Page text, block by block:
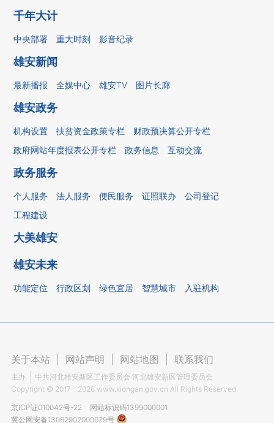
千年大计
中央部署 重大时刻 影音纪录
雄安新闻
最新播报 全媒中心 雄安TV 图片长廊
雄安政务
机构设置 扶贫资金政策专栏
财政预决算公开专栏
政府网站年度报表公开专栏
政务信息 互动交流
政务服务
个人服务 法人服务 便民服务 证照联办
公司登记
工程建设
大美雄安
雄安未来
功能定位 行政区划 绿色宜居 智慧城市 入驻机构
关于本站 网站声明 网站地图 联系我们
主办
中共河北雄安新区工作委员会 河北雄安新区管理委员会
Copyright © 2017 - 2026 www.xiongan.gov.cn All Rights Reserved.
京ICP证010042号-22
网站标识码1399000001
冀公网安备13062902000079号